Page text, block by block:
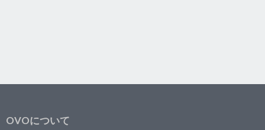
OVOについて